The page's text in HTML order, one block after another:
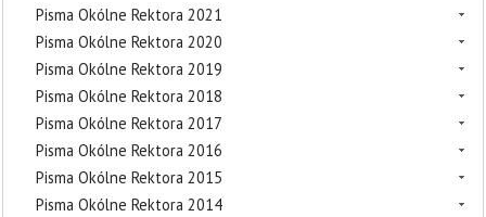
Pisma Okólne Rektora 2021
Pisma Okólne Rektora 2020
Pisma Okólne Rektora 2019
Pisma Okólne Rektora 2018
Pisma Okólne Rektora 2017
Pisma Okólne Rektora 2016
Pisma Okólne Rektora 2015
Pisma Okólne Rektora 2014